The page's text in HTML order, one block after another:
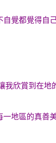
覺都覺得自
我欣賞到在地
一地區的真善